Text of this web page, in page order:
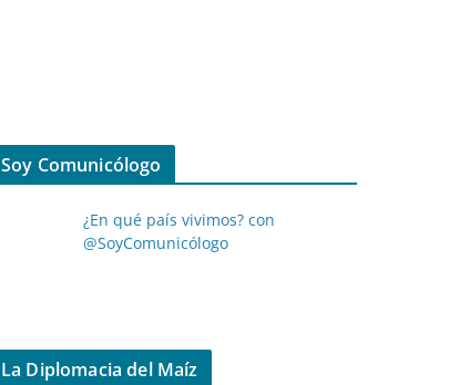
Soy Comunicólogo
¿En qué país vivimos? con
@SoyComunicólogo
La Diplomacia del Maíz